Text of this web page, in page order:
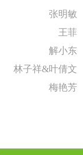
张明敏
王菲
解小东
林子祥&叶倩文
梅艳芳